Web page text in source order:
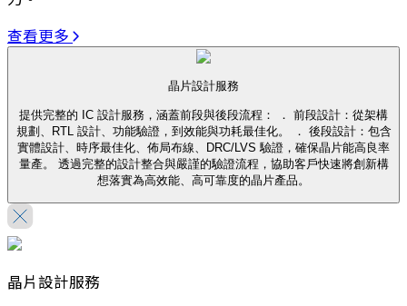
查看更多
晶片設計服務
提供完整的 IC 設計服務，涵蓋前段與後段流程： ． 前段設計：從架構
規劃、RTL 設計、功能驗證，到效能與功耗最佳化。 ． 後段設計：包含
實體設計、時序最佳化、佈局布線、DRC/LVS 驗證，確保晶片能高良率
量產。 透過完整的設計整合與嚴謹的驗證流程，協助客戶快速將創新構
想落實為高效能、高可靠度的晶片產品。
晶片設計服務